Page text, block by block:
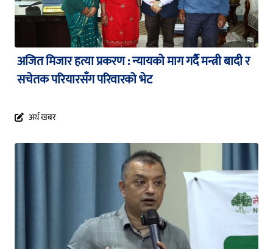
अजित मिजार हत्या प्रकरण : न्यायको माग गर्दै मन्त्री बादी र
सचेतक परियारसँग परिवारको भेट
अर्थ खबर